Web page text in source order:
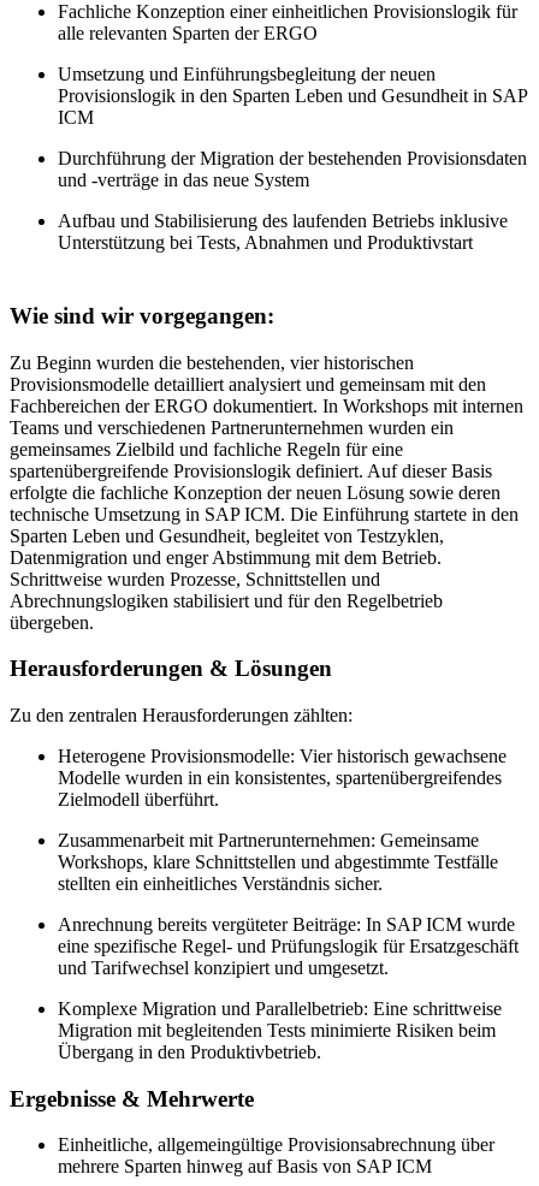
Fachliche Konzeption einer einheitlichen Provisionslogik für
alle relevanten Sparten der ERGO
Umsetzung und Einführungsbegleitung der neuen
Provisionslogik in den Sparten Leben und Gesundheit in SAP
ICM
Durchführung der Migration der bestehenden Provisionsdaten
und -verträge in das neue System
Aufbau und Stabilisierung des laufenden Betriebs inklusive
Unterstützung bei Tests, Abnahmen und Produktivstart
Wie sind wir vorgegangen:
Zu Beginn wurden die bestehenden, vier historischen
Provisionsmodelle detailliert analysiert und gemeinsam mit den
Fachbereichen der ERGO dokumentiert. In Workshops mit internen
Teams und verschiedenen Partnerunternehmen wurden ein
gemeinsames Zielbild und fachliche Regeln für eine
spartenübergreifende Provisionslogik definiert. Auf dieser Basis
erfolgte die fachliche Konzeption der neuen Lösung sowie deren
technische Umsetzung in SAP ICM. Die Einführung startete in den
Sparten Leben und Gesundheit, begleitet von Testzyklen,
Datenmigration und enger Abstimmung mit dem Betrieb.
Schrittweise wurden Prozesse, Schnittstellen und
Abrechnungslogiken stabilisiert und für den Regelbetrieb
übergeben.
Herausforderungen & Lösungen
Zu den zentralen Herausforderungen zählten:
Heterogene Provisionsmodelle: Vier historisch gewachsene
Modelle wurden in ein konsistentes, spartenübergreifendes
Zielmodell überführt.
Zusammenarbeit mit Partnerunternehmen: Gemeinsame
Workshops, klare Schnittstellen und abgestimmte Testfälle
stellten ein einheitliches Verständnis sicher.
Anrechnung bereits vergüteter Beiträge: In SAP ICM wurde
eine spezifische Regel- und Prüfungslogik für Ersatzgeschäft
und Tarifwechsel konzipiert und umgesetzt.
Komplexe Migration und Parallelbetrieb: Eine schrittweise
Migration mit begleitenden Tests minimierte Risiken beim
Übergang in den Produktivbetrieb.
Ergebnisse & Mehrwerte
Einheitliche, allgemeingültige Provisionsabrechnung über
mehrere Sparten hinweg auf Basis von SAP ICM